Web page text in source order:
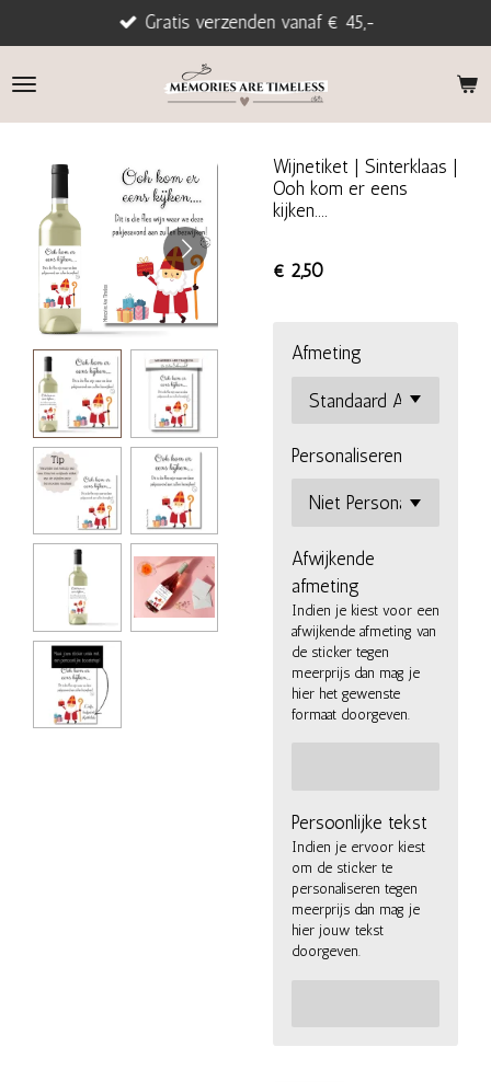
direct
naar
Gratis verzenden vanaf € 45,-
Wijnetiket | Sinterklaas |
Ooh kom er eens
kijken....
€ 2,50
Afmeting
Personaliseren
Afwijkende
afmeting
Indien je kiest voor een
afwijkende afmeting van
de sticker tegen
meerprijs dan mag je
hier het gewenste
formaat doorgeven.
Persoonlijke tekst
Indien je ervoor kiest
om de sticker te
personaliseren tegen
meerprijs dan mag je
hier jouw tekst
doorgeven.